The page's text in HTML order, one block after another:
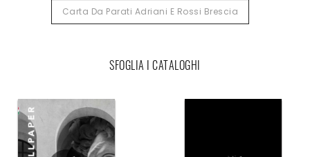
Carta Da Parati Adriani E Rossi Brescia
SFOGLIA I CATALOGHI